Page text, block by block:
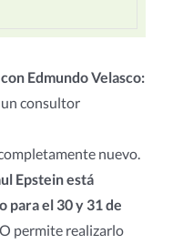
Edmundo Velasco:
consultor
nuevo.
Epstein está
para el 30 y 31 de
permite realizarlo